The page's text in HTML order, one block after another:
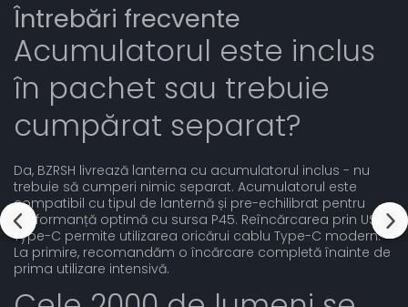
Întrebări frecvente
Acumulatorul este inclus
în pachet sau trebuie
cumpărat separat?
Da, BZRSH livrează lanterna cu acumulatorul inclus - nu
trebuie să cumperi nimic separat. Acumulatorul este
compatibil cu tipul de lanternă și pre-echilibrat pentru
performanță optimă cu sursa P45. Reîncărcarea prin USB
Type-C permite utilizarea oricărui cablu Type-C modern.
La primire, recomandăm o încărcare completă înainte de
prima utilizare intensivă.